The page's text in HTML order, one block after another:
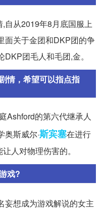
自从2019年8月底国服上
面关于金团和DKP团的争
团毛人和毛团,金。
情，希望可以指点指
Ashford的第六代继承人
奥斯威尔·斯宾塞在进行
人对物理伤害的。
戏?
妄想成为游戏解说的女主